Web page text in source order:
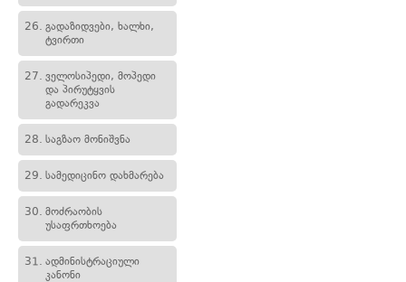
26. გადაზიდვები, ხალხი,
ტვირთი
27. ველოსიპედი, მოპედი
და პირუტყვის
გადარეკვა
28. საგზაო მონიშვნა
29. სამედიცინო დახმარება
30. მოძრაობის
უსაფრთხოება
31. ადმინისტრაციული
კანონი